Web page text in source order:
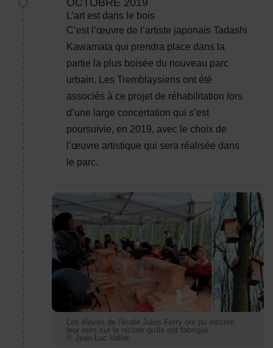
L’art est dans le bois
C’est l’œuvre de l’artiste japonais Tadashi
Kawamata qui prendra place dans la
partie la plus boisée du nouveau parc
urbain. Les Tremblaysiens ont été
associés à ce projet de réhabilitation lors
d’une large concertation qui s’est
poursuivie, en 2019, avec le choix de
l’œuvre artistique qui sera réalisée dans
le parc.
Les élèves de l'école Jules Ferry ont pu inscrire
Les élèves de l'école Jules Ferry ont pu inscrire
leur nom sur le nichoir qu'ils ont fabriqué.
© Jean-Luc Vallet